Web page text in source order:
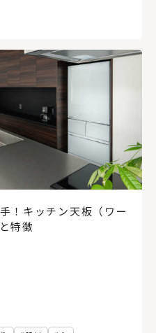
！キッチン天板（ワー
特徴